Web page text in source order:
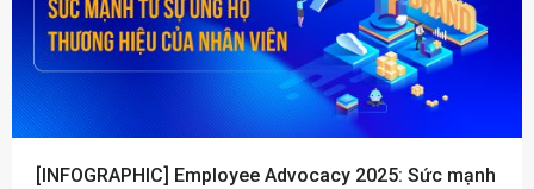
[INFOGRAPHIC] Employee Advocacy 2025: Sức mạnh